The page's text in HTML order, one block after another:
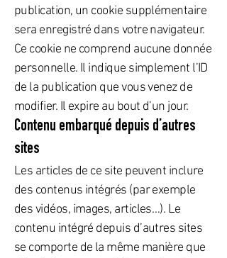
publication, un cookie supplémentaire
sera enregistré dans votre navigateur.
Ce cookie ne comprend aucune donnée
personnelle. Il indique simplement l’ID
de la publication que vous venez de
modifier. Il expire au bout d’un jour.
Contenu embarqué depuis d’autres
sites
Les articles de ce site peuvent inclure
des contenus intégrés (par exemple
des vidéos, images, articles…). Le
contenu intégré depuis d’autres sites
se comporte de la même manière que